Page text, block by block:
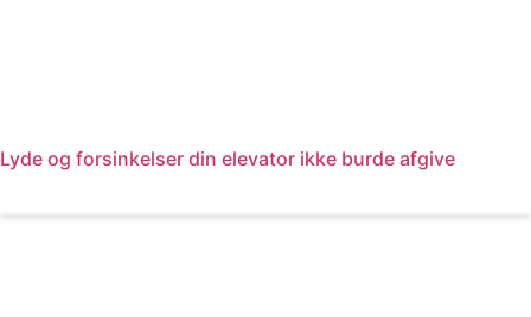
Lyde og forsinkelser din elevator ikke burde afgive